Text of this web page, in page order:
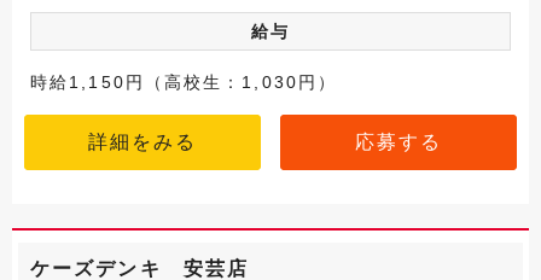
給与
時給1,150円（高校生：1,030円）
詳細をみる 応募する
ケーズデンキ 安芸店